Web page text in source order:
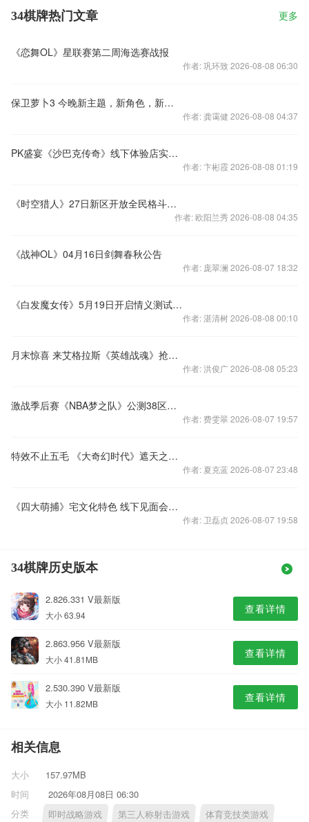
34棋牌热门文章 更多
《恋舞OL》星联赛第二周海选赛战报
作者: 巩环致 2026-08-08 06:30
保卫萝卜3 今晚新主题，新角色，新炮塔齐亮相
作者: 龚霭健 2026-08-08 04:37
PK盛宴《沙巴克传奇》线下体验店实况报道
作者: 卞彬霞 2026-08-08 01:19
《时空猎人》27日新区开放全民格斗下载有礼
作者: 欧阳兰秀 2026-08-08 04:35
《战神OL》04月16日剑舞春秋公告
作者: 庞翠澜 2026-08-07 18:32
《白发魔女传》5月19日开启情义测试，玩转你的武林江湖
作者: 湛清树 2026-08-08 00:10
月末惊喜 来艾格拉斯《英雄战魂》抢宝箱得炫酷手柄
作者: 洪俊广 2026-08-08 05:23
激战季后赛《NBA梦之队》公测38区火爆开服
作者: 费雯翠 2026-08-07 19:57
特效不止五毛 《大奇幻时代》遮天之翼霸气降临
作者: 夏克蓝 2026-08-07 23:48
《四大萌捕》宅文化特色 线下见面会圆满结束
作者: 卫磊贞 2026-08-07 19:58
34棋牌历史版本
2.826.331 V最新版
大小 63.94 查看详情
2.863.956 V最新版
大小 41.81MB 查看详情
2.530.390 V最新版
大小 11.82MB 查看详情
相关信息
大小
157.97MB
时间
2026年08月08日 06:30
分类
即时战略游戏 第三人称射击游戏 体育竞技类游戏